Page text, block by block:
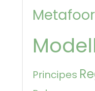
Metafoor
Principes